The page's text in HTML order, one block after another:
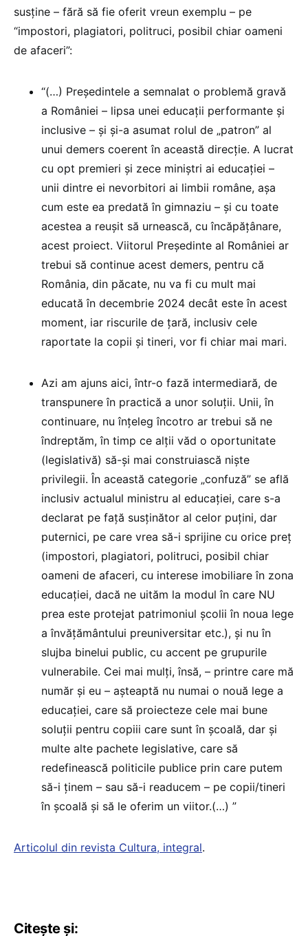
susține – fără să fie oferit vreun exemplu – pe
“impostori, plagiatori, politruci, posibil chiar oameni
de afaceri”:
“(…) Președintele a semnalat o problemă gravă
a României – lipsa unei educații performante și
inclusive – și și-a asumat rolul de „patron” al
unui demers coerent în această direcție. A lucrat
cu opt premieri și zece miniștri ai educației –
unii dintre ei nevorbitori ai limbii române, așa
cum este ea predată în gimnaziu – și cu toate
acestea a reușit să urnească, cu încăpățânare,
acest proiect. Viitorul Președinte al României ar
trebui să continue acest demers, pentru că
România, din păcate, nu va fi cu mult mai
educată în decembrie 2024 decât este în acest
moment, iar riscurile de țară, inclusiv cele
raportate la copii și tineri, vor fi chiar mai mari.
Azi am ajuns aici, într-o fază intermediară, de
transpunere în practică a unor soluții. Unii, în
continuare, nu înțeleg încotro ar trebui să ne
îndreptăm, în timp ce alții văd o oportunitate
(legislativă) să-și mai construiască niște
privilegii. În această categorie „confuză” se află
inclusiv actualul ministru al educației, care s-a
declarat pe față susținător al celor puțini, dar
puternici, pe care vrea să-i sprijine cu orice preț
(impostori, plagiatori, politruci, posibil chiar
oameni de afaceri, cu interese imobiliare în zona
educației, dacă ne uităm la modul în care NU
prea este protejat patrimoniul școlii în noua lege
a învățământului preuniversitar etc.), și nu în
slujba binelui public, cu accent pe grupurile
vulnerabile. Cei mai mulți, însă, – printre care mă
număr și eu – așteaptă nu numai o nouă lege a
educației, care să proiecteze cele mai bune
soluții pentru copiii care sunt în școală, dar și
multe alte pachete legislative, care să
redefinească politicile publice prin care putem
să-i ținem – sau să-i readucem – pe copii/tineri
în școală și să le oferim un viitor.(…) ”
Articolul din revista Cultura, integral.
Citește și: